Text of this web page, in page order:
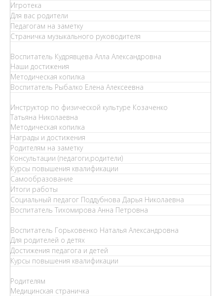
Игротека
Для вас родители
Педагогам на заметку
Страничка музыкального руководителя
Воспитатель Кудрявцева Алла Александровна
Наши достижения
Методическая копилка
Воспитатель Рыбалко Елена Алексеевна
Инструктор по физической культуре Козаченко
Татьяна Николаевна
Методическая копилка
Награды и достижения
Родителям на заметку
Консультации (педагоги,родители)
Курсы повышения квалификации
Самообразование
Итоги работы
Социальный педагог Поддубнова Дарья Николаевна
Воспитатель Тихомирова Анна Петровна
Воспитатель Горьковенко Наталья Александровна
Для родителей о детях
Достижения педагога и детей
Курсы повышения квалификации
Родителям
Медицинская страничка